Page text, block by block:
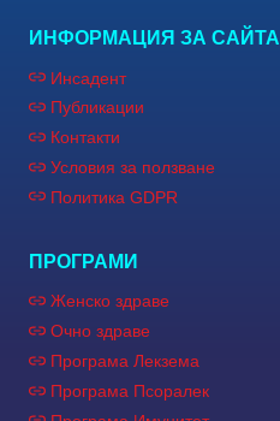
ИНФОРМАЦИЯ ЗА САЙТА
Инсадент
Публикации
Контакти
Условия за ползване
Политика GDPR
ПРОГРАМИ
Женско здраве
Очно здраве
Програма Лекзема
Програма Псоралек